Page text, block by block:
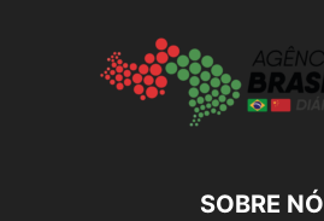
SOBRE